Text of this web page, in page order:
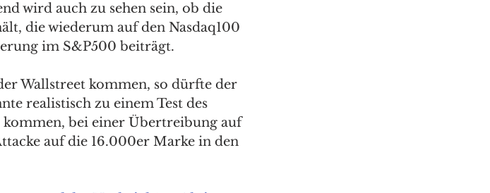
wird auch zu sehen sein, ob die
die wiederum auf den Nasdaq100
im S&P500 beiträgt.
Wallstreet kommen, so dürfte der
realistisch zu einem Test des
bei einer Übertreibung auf
auf die 16.000er Marke in den